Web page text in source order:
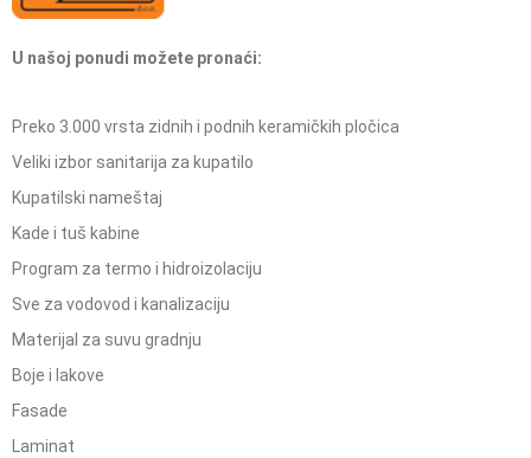
U našoj ponudi možete pronaći:
Preko 3.000 vrsta zidnih i podnih keramičkih pločica
Veliki izbor sanitarija za kupatilo
Kupatilski nameštaj
Kade i tuš kabine
Program za termo i hidroizolaciju
Sve za vodovod i kanalizaciju
Materijal za suvu gradnju
Boje i lakove
Fasade
Laminat